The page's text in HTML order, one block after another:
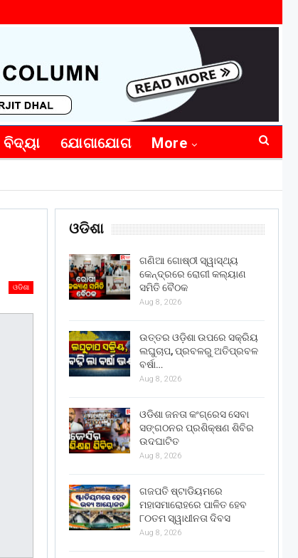
ଯୋଗାଯୋଗ More
ଓଡିଶା
ଓଡିଶା
ଗଣିଆ ଗୋଷ୍ଠୀ ସ୍ୱାସ୍ଥ୍ୟ
କେନ୍ଦ୍ରରେ ରୋଗୀ କଲ୍ୟାଣ
ସମିତି ବୈଠକ
Aug 8, 2026
ଉତ୍ତର ଓଡ଼ିଶା ଉପରେ ସକ୍ରିୟ
ଲଘୁଚାପ, ପ୍ରବଳରୁ ଅତିପ୍ରବଳ
ବର୍ଷା…
Aug 8, 2026
ଓଡିଶା ଜନତା କଂଗ୍ରେସ ସେବା
ସଙ୍ଗଠନର ପ୍ରଶିକ୍ଷଣ ଶିବିର
ଉଦଘାଟିତ
Aug 8, 2026
ଗଜପତି ଷ୍ଟାଡିୟମରେ
ମହାସମାରୋହରେ ପାଳିତ ହେବ
୮୦ତମ ସ୍ୱାଧୀନତା ଦିବସ
Aug 8, 2026